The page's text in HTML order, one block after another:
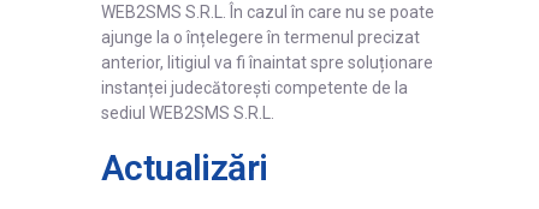
WEB2SMS S.R.L. În cazul în care nu se poate
ajunge la o înțelegere în termenul precizat
anterior, litigiul va fi înaintat spre soluționare
instanței judecătorești competente de la
sediul WEB2SMS S.R.L.
Actualizări